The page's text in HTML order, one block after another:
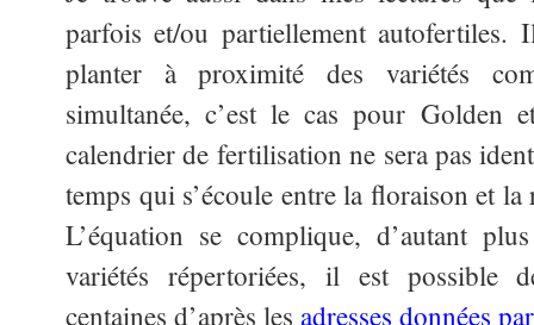
parfois et/ou partiellement autofertiles.
planter à proximité des variétés
simultanée, c’est le cas pour Golden
calendrier de fertilisation ne sera pas
temps qui s’écoule entre la floraison et
L’équation se complique, d’autant
variétés répertoriées, il est possible
centaines d’après les adresses données